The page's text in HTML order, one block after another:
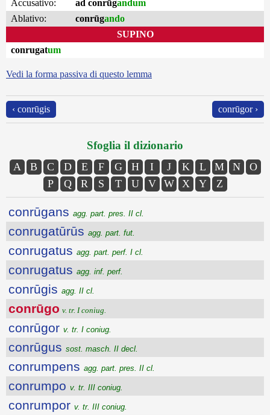
Accusativo:
ad conrūgandum
Ablativo:
conrūgando
SUPINO
conrugatum
Vedi la forma passiva di questo lemma
‹ conrūgis conrūgor ›
Sfoglia il dizionario
A B C D E F G H I J K L M N
O
P
Q R S T U V W X Y Z
conrūgans agg. part. pres. II cl.
conrugatūrūs agg. part. fut.
conrugatus agg. part. perf. I cl.
conrugatus agg. inf. perf.
conrūgis agg. II cl.
conrūgo v. tr. I coniug.
conrūgor v. tr. I coniug.
conrūgus sost. masch. II decl.
conrumpens agg. part. pres. II cl.
conrumpo v. tr. III coniug.
conrumpor v. tr. III coniug.